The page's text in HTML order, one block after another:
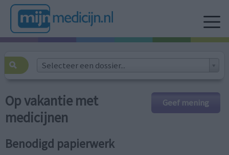
Selecteer een dossier...
Geef mening
Op vakantie met
medicijnen
Benodigd papierwerk